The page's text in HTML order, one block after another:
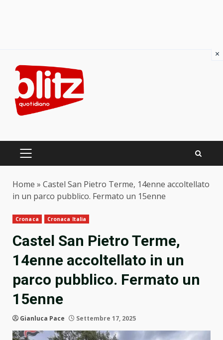
content
PRIMARY
Home » Castel San Pietro Terme, 14enne accoltellato
in un parco pubblico. Fermato un 15enne
Cronaca Cronaca Italia
Castel San Pietro Terme,
14enne accoltellato in un
parco pubblico. Fermato un
15enne
Gianluca Pace Settembre 17, 2025
×